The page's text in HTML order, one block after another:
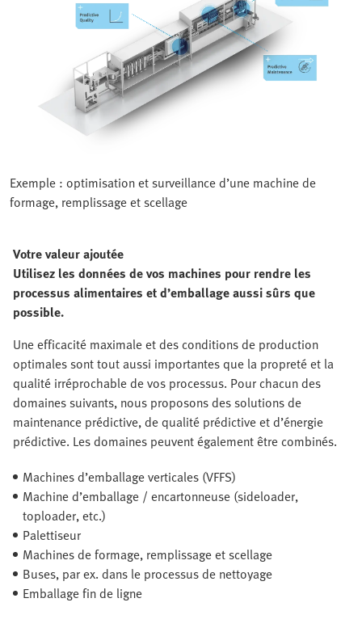
Exemple : optimisation et surveillance d’une machine de
formage, remplissage et scellage
Votre valeur ajoutée
Utilisez les données de vos machines pour rendre les
processus alimentaires et d’emballage aussi sûrs que
possible.
Une efficacité maximale et des conditions de production
optimales sont tout aussi importantes que la propreté et la
qualité irréprochable de vos processus. Pour chacun des
domaines suivants, nous proposons des solutions de
maintenance prédictive, de qualité prédictive et d’énergie
prédictive. Les domaines peuvent également être combinés.
Machines d’emballage verticales (VFFS)
Machine d’emballage / encartonneuse (sideloader,
toploader, etc.)
Palettiseur
Machines de formage, remplissage et scellage
Buses, par ex. dans le processus de nettoyage
Emballage fin de ligne